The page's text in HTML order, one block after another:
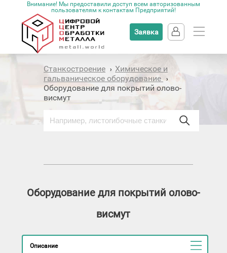
Внимание! Мы предоставили доступ всем авторизованным
пользователям к контактам Предприятий!
Заявка
Станкостроение ›Химическое и
гальваническое оборудование›
Оборудование для покрытий олово-
висмут
Оборудование для покрытий олово-
висмут
Описание